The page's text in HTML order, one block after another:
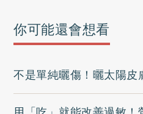
你可能還會想看
不是單純曬傷！曬太陽